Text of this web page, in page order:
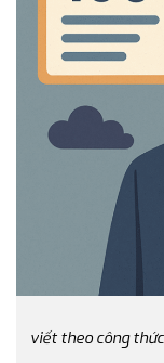
viết theo công